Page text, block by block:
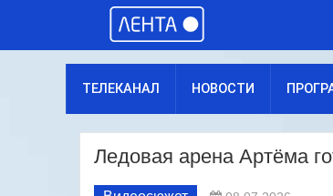
ТЕЛЕКАНАЛ НОВОСТИ
Ледовая арена Артёма